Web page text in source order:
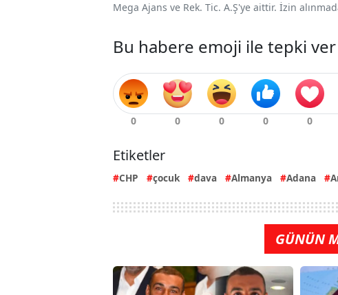
Mega Ajans ve Rek. Tic. A.Ş'ye aittir. İzin
Bu habere emoji ile tepki ver
Etiketler
CHP çocuk dava Almanya Adana
GÜNÜN